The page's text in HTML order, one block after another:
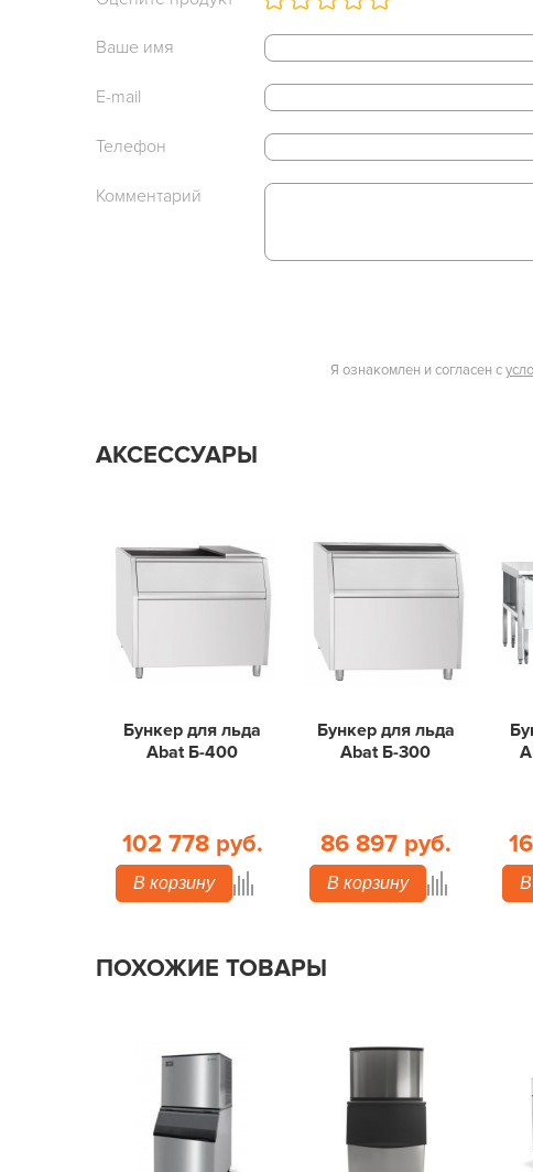
Ваше имя
E-mail
Телефон
Комментарий
Я ознакомлен и согласен с
АКСЕССУАРЫ
Бункер для льда
Abat Б-400
102 778 руб.
В корзину
Бункер для льда
Abat Б-300
86 897 руб.
В корзину В
ПОХОЖИЕ ТОВАРЫ